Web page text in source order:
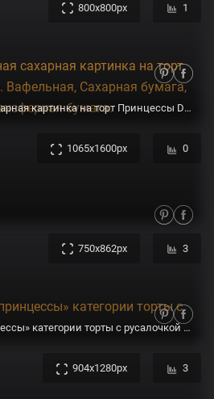
800x800px 1
Съедобная Вафельная сахарная картинка на торт Принцессы Disney 002. Вафельная, Сахарная бумага, Для меренги, Шокотрансферная бумага.
1065x1600px 0
750x862px 3
Торт «Диснеевские принцессы» категории торты с русалочкой Ариэль
904x1280px 3